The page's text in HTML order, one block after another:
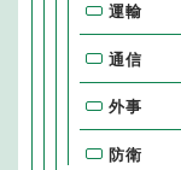
運輸
通信
外事
防衛